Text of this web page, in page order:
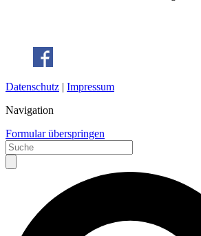
Datenschutz | Impressum
Navigation
Formular überspringen